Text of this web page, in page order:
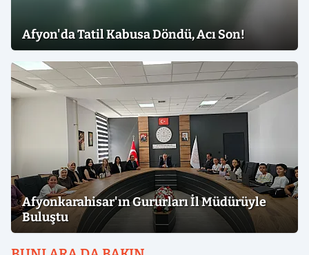
Afyon'da Tatil Kabusa Döndü, Acı Son!
Afyonkarahisar'ın Gururları İl Müdürüyle
Buluştu